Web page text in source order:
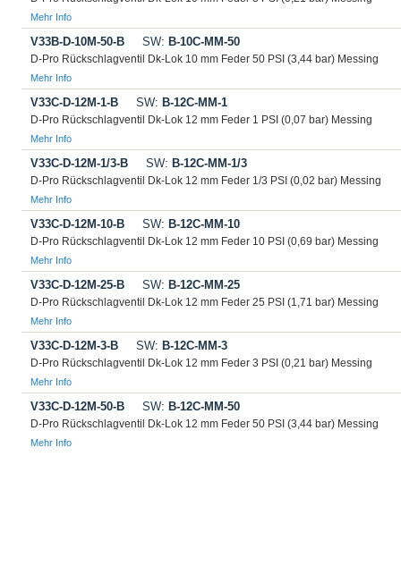
Mehr Info
V33B-D-10M-50-B SW: B-10C-MM-50
D-Pro Rückschlagventil Dk-Lok 10 mm Feder 50 PSI (3,44 bar) Messing
Mehr Info
V33C-D-12M-1-B SW: B-12C-MM-1
D-Pro Rückschlagventil Dk-Lok 12 mm Feder 1 PSI (0,07 bar) Messing
Mehr Info
V33C-D-12M-1/3-B SW: B-12C-MM-1/3
D-Pro Rückschlagventil Dk-Lok 12 mm Feder 1/3 PSI (0,02 bar) Messing
Mehr Info
V33C-D-12M-10-B SW: B-12C-MM-10
D-Pro Rückschlagventil Dk-Lok 12 mm Feder 10 PSI (0,69 bar) Messing
Mehr Info
V33C-D-12M-25-B SW: B-12C-MM-25
D-Pro Rückschlagventil Dk-Lok 12 mm Feder 25 PSI (1,71 bar) Messing
Mehr Info
V33C-D-12M-3-B SW: B-12C-MM-3
D-Pro Rückschlagventil Dk-Lok 12 mm Feder 3 PSI (0,21 bar) Messing
Mehr Info
V33C-D-12M-50-B SW: B-12C-MM-50
D-Pro Rückschlagventil Dk-Lok 12 mm Feder 50 PSI (3,44 bar) Messing
Mehr Info